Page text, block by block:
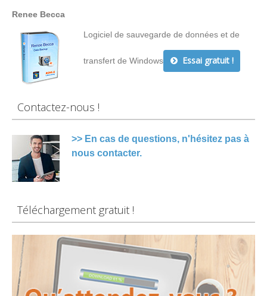
Renee Becca
Logiciel de sauvegarde de données et de
transfert de Windows Essai gratuit !
Contactez-nous !
>> En cas de questions, n'hésitez pas à
nous contacter.
Téléchargement gratuit !